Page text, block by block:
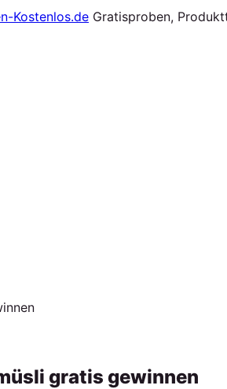
Gratisproben,
gratis gewinnen